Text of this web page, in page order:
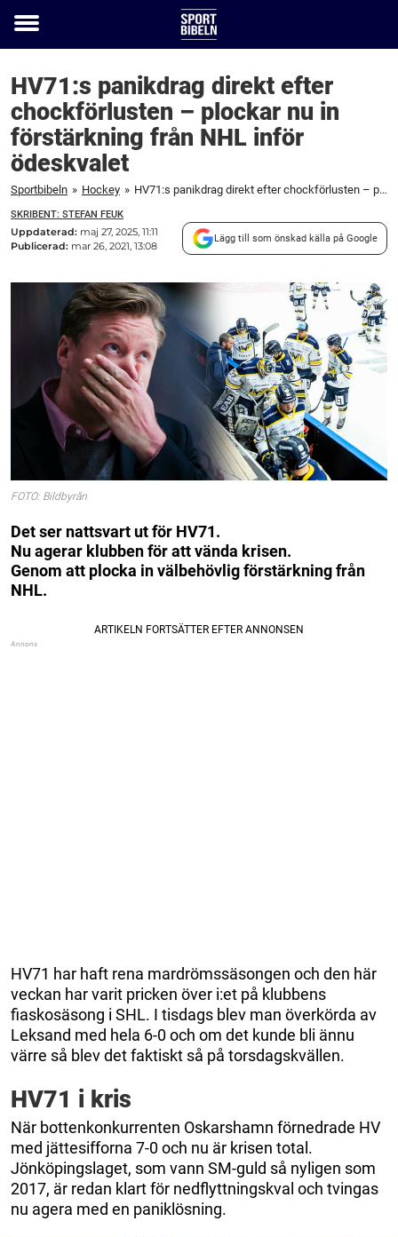
Toggle
HV71:s panikdrag direkt efter
chockförlusten – plockar nu in
förstärkning från NHL inför
ödeskvalet
Sportbibeln » Hockey » HV71:s panikdrag direkt efter chockförlusten – plockar nu in förstärkning från NHL inför ödeskvalet
SKRIBENT: STEFAN FEUK
Uppdaterad: maj 27, 2025, 11:11
Publicerad: mar 26, 2021, 13:08
Lägg till som önskad källa på Google
FOTO: Bildbyrån
Det ser nattsvart ut för HV71.
Nu agerar klubben för att vända krisen.
Genom att plocka in välbehövlig förstärkning från
NHL.
HV71 har haft rena mardrömssäsongen och den här
veckan har varit pricken över i:et på klubbens
fiaskosäsong i SHL. I tisdags blev man överkörda av
Leksand med hela 6-0 och om det kunde bli ännu
värre så blev det faktiskt så på torsdagskvällen.
HV71 i kris
När bottenkonkurrenten Oskarshamn förnedrade HV
med jättesifforna 7-0 och nu är krisen total.
Jönköpingslaget, som vann SM-guld så nyligen som
2017, är redan klart för nedflyttningskval och tvingas
nu agera med en paniklösning.